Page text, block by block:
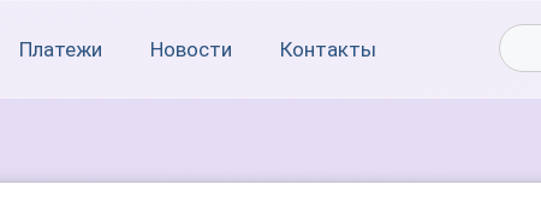
Платежи Новости Контакты